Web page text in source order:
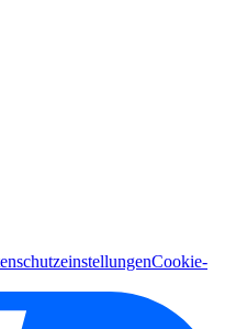
Cookie-